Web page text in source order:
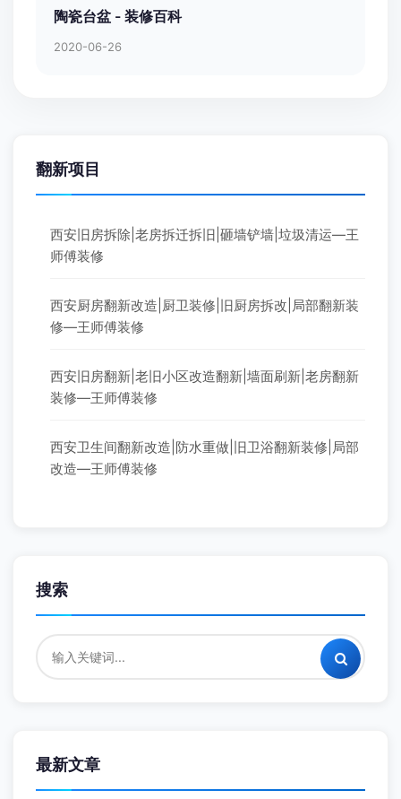
陶瓷台盆 - 装修百科
2020-06-26
翻新项目
西安旧房拆除|老房拆迁拆旧|砸墙铲墙|垃圾清运—王
师傅装修
西安厨房翻新改造|厨卫装修|旧厨房拆改|局部翻新装
修—王师傅装修
西安旧房翻新|老旧小区改造翻新|墙面刷新|老房翻新
装修—王师傅装修
西安卫生间翻新改造|防水重做|旧卫浴翻新装修|局部
改造—王师傅装修
搜索
最新文章